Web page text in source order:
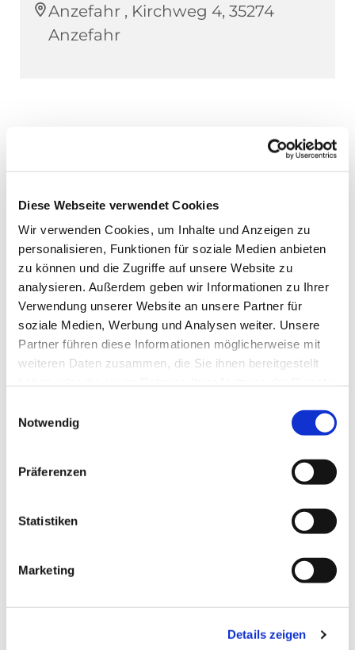
Diese Webseite verwendet Cookies
Wir verwenden Cookies, um Inhalte und Anzeigen zu
personalisieren, Funktionen für soziale Medien anbieten
zu können und die Zugriffe auf unsere Website zu
analysieren. Außerdem geben wir Informationen zu Ihrer
Verwendung unserer Website an unsere Partner für
soziale Medien, Werbung und Analysen weiter. Unsere
Partner führen diese Informationen möglicherweise mit
weiteren Daten zusammen, die Sie ihnen bereitgestellt
Notwendig
Präferenzen
Statistiken
Marketing
Details zeigen
Anzefahr , Kirchweg 4, 35274
Anzefahr
Dies könnte Sie auch